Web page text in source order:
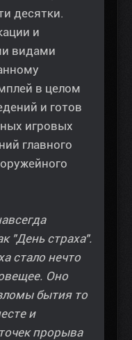
десятки.
и
видами
в целом
и готов
игровых
главного
"День страха".
стало нечто
Оно
бытия то
и
прорыва